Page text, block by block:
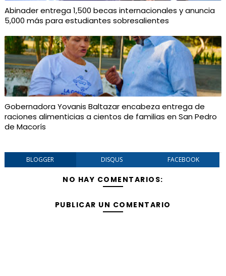
Abinader entrega 1,500 becas internacionales y anuncia
5,000 más para estudiantes sobresalientes
Gobernadora Yovanis Baltazar encabeza entrega de
raciones alimenticias a cientos de familias en San Pedro
de Macorís
BLOGGER DISQUS FACEBOOK
NO HAY COMENTARIOS:
PUBLICAR UN COMENTARIO